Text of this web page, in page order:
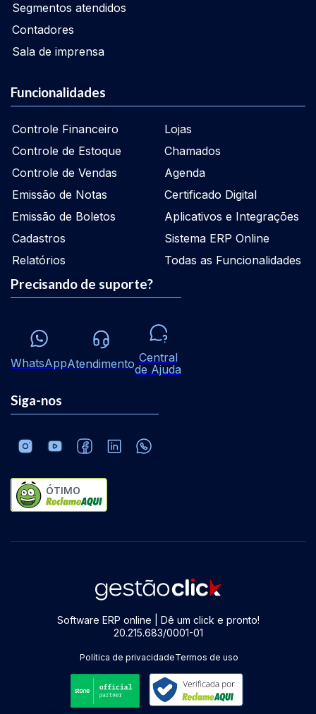
Segmentos atendidos
Contadores
Sala de imprensa
Funcionalidades
Controle Financeiro
Controle de Estoque
Controle de Vendas
Emissão de Notas
Emissão de Boletos
Cadastros
Relatórios
Lojas
Chamados
Agenda
Certificado Digital
Aplicativos e Integrações
Sistema ERP Online
Todas as Funcionalidades
Precisando de suporte?
WhatsAppAtendimento Central
de Ajuda
Siga-nos
ÓTIMO
Software ERP online | Dê um click e pronto!
20.215.683/0001-01
Política de privacidadeTermos de uso